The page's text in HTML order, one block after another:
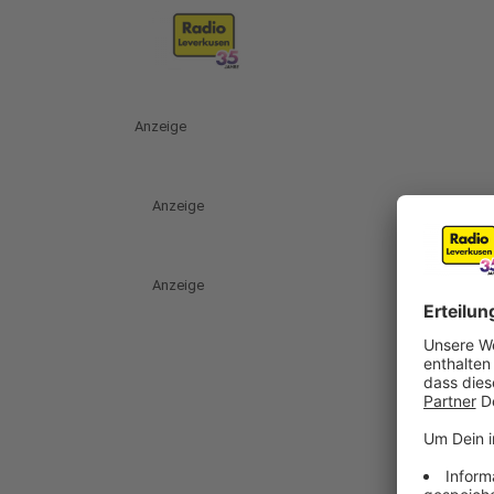
Anzeige
Anzeige
Anzeige